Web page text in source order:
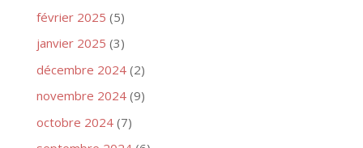
février 2025 (5)
janvier 2025 (3)
décembre 2024(2)
novembre 2024(9)
octobre 2024(7)